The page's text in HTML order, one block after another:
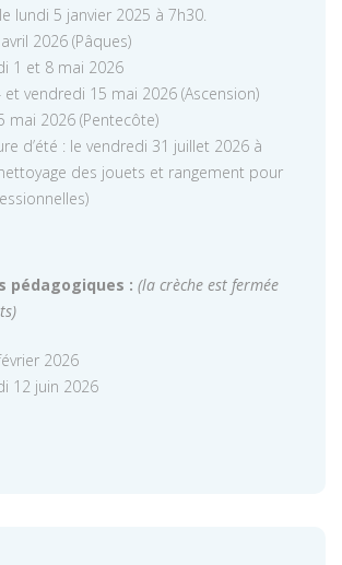
lundi 5 janvier 2025 à 7h30.
2026 (Pâques)
1 et 8 mai 2026
et vendredi 15 mai 2026 (Ascension)
mai 2026 (Pentecôte)
d’été : le vendredi 31 juillet 2026 à
des jouets et rangement pour
pédagogiques : (la crèche est fermée
2026
12 juin 2026